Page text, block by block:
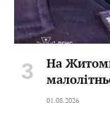
На
01.08.2026